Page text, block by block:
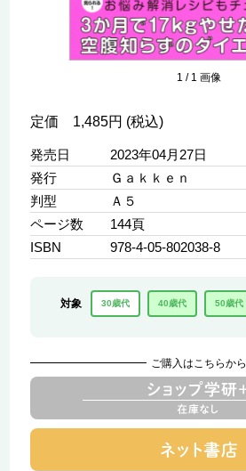
1 / 1 画像
定価 1,485円 (税込)
発売日
2023年04月27日
発行
Ｇａｋｋｅｎ
判型
Ａ５
ページ数
144頁
ISBN
978-4-05-802038-8
対象 30歳代 40歳代 50歳代
ご購入はこちらから